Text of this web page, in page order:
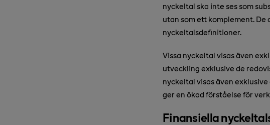
nyckeltal ska inte ses som
utan som ett komplement.
nyckeltalsdefinitioner.
Vissa nyckeltal visas även
utveckling exklusive de
nyckeltal visas även
ger en ökad förståelse för
Finansiella